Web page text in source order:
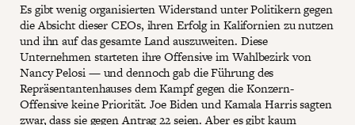
Es gibt wenig organisierten Widerstand unter Politikern gegen
die Absicht dieser CEOs, ihren Erfolg in Kalifornien zu nutzen
und ihn auf das gesamte Land auszuweiten. Diese
Unternehmen starteten ihre Offensive im Wahlbezirk von
Nancy Pelosi — und dennoch gab die Führung des
Repräsentantenhauses dem Kampf gegen die Konzern-
Offensive keine Priorität. Joe Biden und Kamala Harris sagten
zwar, dass sie gegen Antrag 22 seien. Aber es gibtkaum